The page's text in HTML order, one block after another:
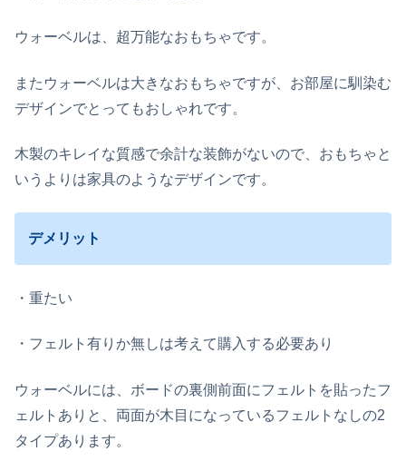
ウォーベルは、超万能なおもちゃです。
またウォーベルは大きなおもちゃですが、お部屋に馴染む
デザインでとってもおしゃれです。
木製のキレイな質感で余計な装飾がないので、おもちゃと
いうよりは家具のようなデザインです。
デメリット
・重たい
・フェルト有りか無しは考えて購入する必要あり
ウォーベルには、ボードの裏側前面にフェルトを貼ったフ
ェルトありと、両面が木目になっているフェルトなしの2
タイプあります。